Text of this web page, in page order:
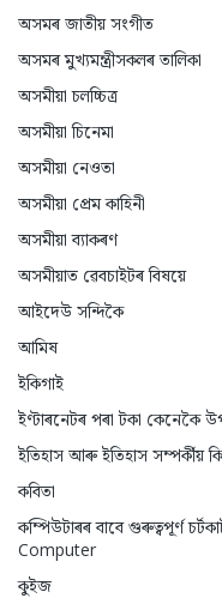
অসমৰ জাতীয় সংগীত
অসমৰ মুখ্যমন্ত্ৰীসকলৰ তালিকা
অসমীয়া চলচ্চিত্ৰ
অসমীয়া চিনেমা
অসমীয়া নেওতা
অসমীয়া প্রেম কাহিনী
অসমীয়া ব্যাকৰণ
অসমীয়াত ৱেবচাইটৰ বিষয়ে
আইদেউ সন্দিকৈ
আমিষ
ইকিগাই
ইণ্টাৰনেটৰ পৰা টকা কেনেকৈ
ইতিহাস আৰু ইতিহাস সম্পৰ্কীয়
কবিতা
কম্পিউটাৰৰ বাবে গুৰুত্বপূৰ্ণ
Computer
কুইজ